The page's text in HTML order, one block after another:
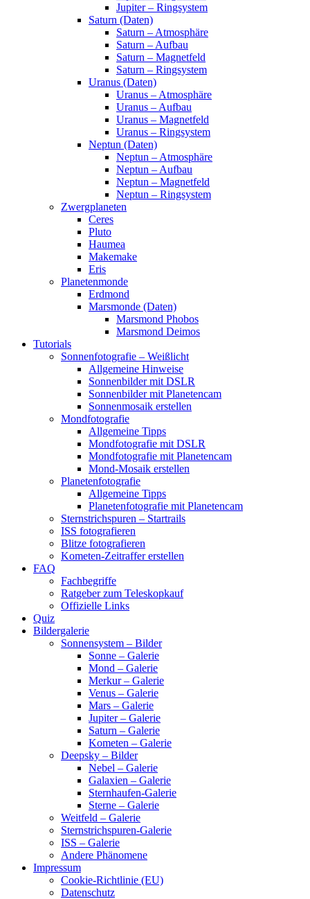
Jupiter – Ringsystem
Saturn (Daten)
Saturn – Atmosphäre
Saturn – Aufbau
Saturn – Magnetfeld
Saturn – Ringsystem
Uranus (Daten)
Uranus – Atmosphäre
Uranus – Aufbau
Uranus – Magnetfeld
Uranus – Ringsystem
Neptun (Daten)
Neptun – Atmosphäre
Neptun – Aufbau
Neptun – Magnetfeld
Neptun – Ringsystem
Zwergplaneten
Ceres
Pluto
Haumea
Makemake
Eris
Planetenmonde
Erdmond
Marsmonde (Daten)
Marsmond Phobos
Marsmond Deimos
Tutorials
Sonnenfotografie – Weißlicht
Allgemeine Hinweise
Sonnenbilder mit DSLR
Sonnenbilder mit Planetencam
Sonnenmosaik erstellen
Mondfotografie
Allgemeine Tipps
Mondfotografie mit DSLR
Mondfotografie mit Planetencam
Mond-Mosaik erstellen
Planetenfotografie
Allgemeine Tipps
Planetenfotografie mit Planetencam
Sternstrichspuren – Startrails
ISS fotografieren
Blitze fotografieren
Kometen-Zeitraffer erstellen
FAQ
Fachbegriffe
Ratgeber zum Teleskopkauf
Offizielle Links
Quiz
Bildergalerie
Sonnensystem – Bilder
Sonne – Galerie
Mond – Galerie
Merkur – Galerie
Venus – Galerie
Mars – Galerie
Jupiter – Galerie
Saturn – Galerie
Kometen – Galerie
Deepsky – Bilder
Nebel – Galerie
Galaxien – Galerie
Sternhaufen-Galerie
Sterne – Galerie
Weitfeld – Galerie
Sternstrichspuren-Galerie
ISS – Galerie
Andere Phänomene
Impressum
Cookie-Richtlinie (EU)
Datenschutz